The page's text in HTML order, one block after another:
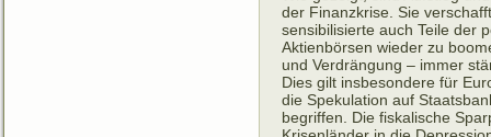
der Finanzkrise. Sie
sensibilisierte auch Teile der
Aktienbörsen wieder zu
und Verdrängung – immer
Dies gilt insbesondere für
die Spekulation auf
begriffen. Die fiskalische